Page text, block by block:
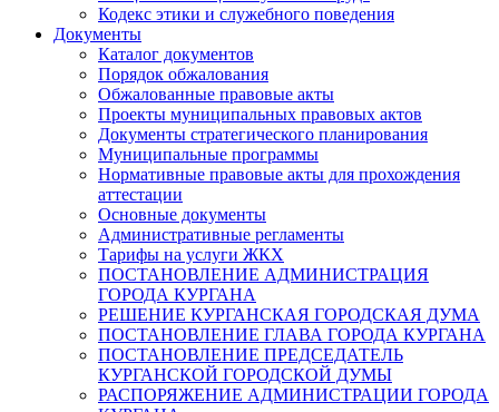
Кодекс этики и служебного поведения
Документы
Каталог документов
Порядок обжалования
Обжалованные правовые акты
Проекты муниципальных правовых актов
Документы стратегического планирования
Муниципальные программы
Нормативные правовые акты для прохождения
аттестации
Основные документы
Административные регламенты
Тарифы на услуги ЖКХ
ПОСТАНОВЛЕНИЕ АДМИНИСТРАЦИЯ
ГОРОДА КУРГАНА
РЕШЕНИЕ КУРГАНСКАЯ ГОРОДСКАЯ ДУМА
ПОСТАНОВЛЕНИЕ ГЛАВА ГОРОДА КУРГАНА
ПОСТАНОВЛЕНИЕ ПРЕДСЕДАТЕЛЬ
КУРГАНСКОЙ ГОРОДСКОЙ ДУМЫ
РАСПОРЯЖЕНИЕ АДМИНИСТРАЦИИ ГОРОДА